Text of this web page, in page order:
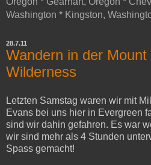
Washington * Kingston,
28.7.11
Wandern in der Mount
Wilderness
Letzten Samstag waren wir mit
Evans bei uns hier in Evergreen
sind wir dahin gefahren. Es war
wir sind mehr als 4 Stunden
Spass gemacht!